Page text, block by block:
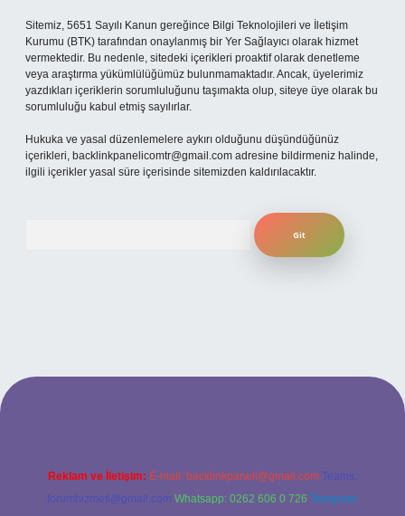
Sitemiz, 5651 Sayılı Kanun gereğince Bilgi Teknolojileri ve İletişim
Kurumu (BTK) tarafından onaylanmış bir Yer Sağlayıcı olarak hizmet
vermektedir. Bu nedenle, sitedeki içerikleri proaktif olarak denetleme
veya araştırma yükümlülüğümüz bulunmamaktadır. Ancak, üyelerimiz
yazdıkları içeriklerin sorumluluğunu taşımakta olup, siteye üye olarak bu
sorumluluğu kabul etmiş sayılırlar.
Hukuka ve yasal düzenlemelere aykırı olduğunu düşündüğünüz
içerikleri, backlinkpanelicomtr@gmail.com adresine bildirmeniz halinde,
ilgili içerikler yasal süre içerisinde sitemizden kaldırılacaktır.
Reklam ve İletişim: E-mail: backlinkpaneli@gmail.com Teams:
forumhizmeti@gmail.com Whatsapp: 0262 606 0 726 Telegram: